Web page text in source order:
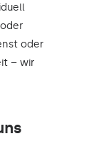
oder
– wir